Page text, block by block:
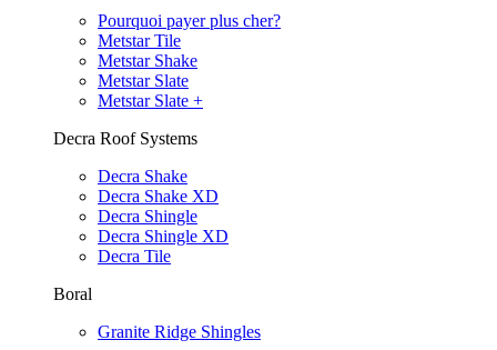
Pourquoi payer plus cher?
Metstar Tile
Metstar Shake
Metstar Slate
Metstar Slate +
Decra Roof Systems
Decra Shake
Decra Shake XD
Decra Shingle
Decra Shingle XD
Decra Tile
Boral
Granite Ridge Shingles